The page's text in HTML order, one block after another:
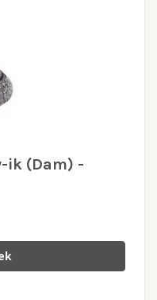
ik (Dam) -